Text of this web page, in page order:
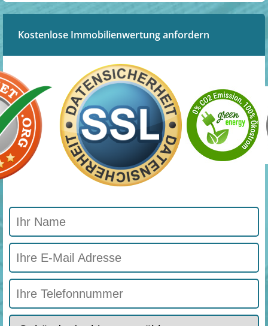
Kostenlose Immobilienwertung anfordern